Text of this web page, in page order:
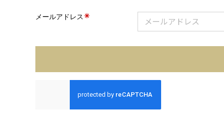
メールアドレス